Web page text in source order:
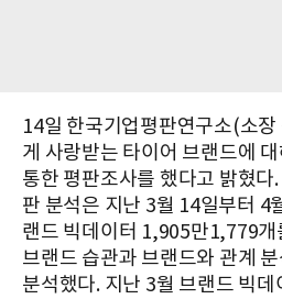
14일 한국기업평판연구소(소장
게 사랑받는 타이어 브랜드에
통한 평판조사를 했다고 밝혔다
판 분석은 지난 3월 14일부터 4
랜드 빅데이터 1,905만1,779개
브랜드 습관과 브랜드와 관계
분석했다. 지난 3월 브랜드 빅